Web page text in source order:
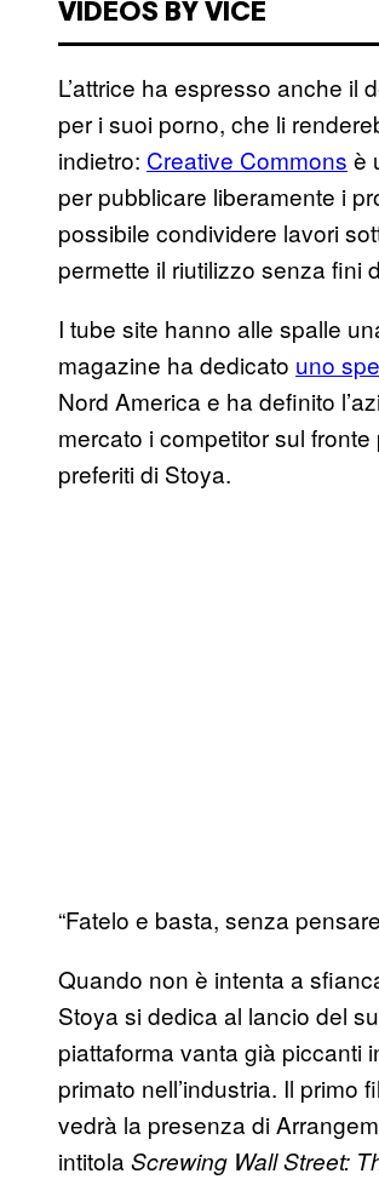
VIDEOS BY VICE
L’attrice ha espresso anche
per i suoi porno, che li
indietro: Creative Commons è
per pubblicare liberamente i
possibile condividere lavori
permette il riutilizzo senza fini
I tube site hanno alle spalle
magazine ha dedicato uno
Nord America e ha definito
mercato i competitor sul
preferiti di Stoya.
“Fatelo e basta, senza
Quando non è intenta a
Stoya si dedica al lancio del
piattaforma vanta già piccanti
primato nell’industria. Il primo
vedrà la presenza di
intitola Screwing Wall Street: